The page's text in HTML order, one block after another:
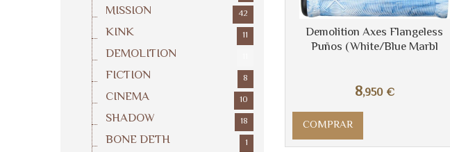
MISSION 42
KINK 11
DEMOLITION
FICTION 8
CINEMA 10
SHADOW 18
BONE DETH 1
Demolition Axes Flangeless
Puños (White/Blue Marbl
8,950 €
COMPRAR